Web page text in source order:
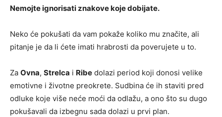
Nemojte ignorisati znakove koje dobijate.
Neko će pokušati da vam pokaže koliko mu značite, ali
pitanje je da li ćete imati hrabrosti da poverujete u to.
Za Ovna, Strelca i Ribe dolazi period koji donosi velike
emotivne i životne preokrete. Sudbina će ih staviti pred
odluke koje više neće moći da odlažu, a ono što su dugo
pokušavali da izbegnu sada dolazi u prvi plan.